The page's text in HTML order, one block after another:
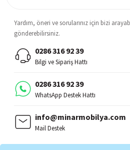
Yardım, öneri ve sorularınız için bizi
gönderebilirsiniz.
0286 316 92 39
Bilgi ve Sipariş Hattı
0286 316 92 39
WhatsApp Destek Hattı
info@minarmobilya.com
Mail Destek